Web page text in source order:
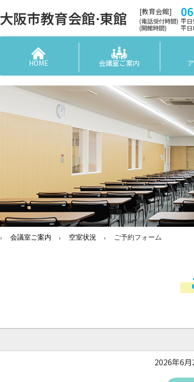
大阪市教育会館⋅東館 [教育会館]
(電話受付時間) 平
(開館時間)
平
HOME 会議室ご案内
会議室ご案内 空室状況 ご予約フォーム
2026年6